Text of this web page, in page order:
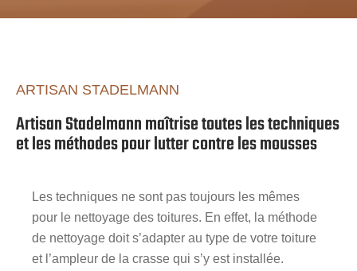
ARTISAN STADELMANN
Artisan Stadelmann maîtrise toutes les techniques
et les méthodes pour lutter contre les mousses
Les techniques ne sont pas toujours les mêmes
pour le nettoyage des toitures. En effet, la méthode
de nettoyage doit s’adapter au type de votre toiture
et l’ampleur de la crasse qui s’y est installée.